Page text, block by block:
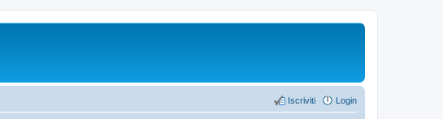
Login
Iscriviti